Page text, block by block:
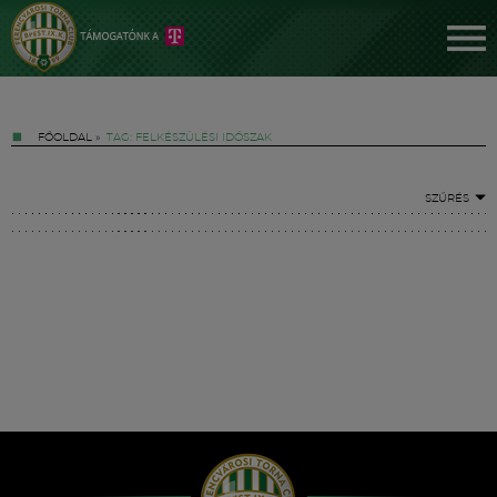
FŐOLDAL » TAG: FELKÉSZÜLÉSI IDŐSZAK
SZŰRÉS
Hírek